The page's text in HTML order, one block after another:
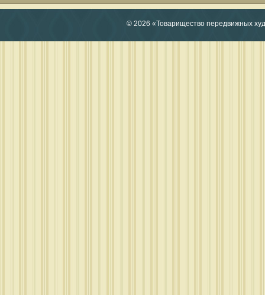
© 2026 «Товарищество передвижных